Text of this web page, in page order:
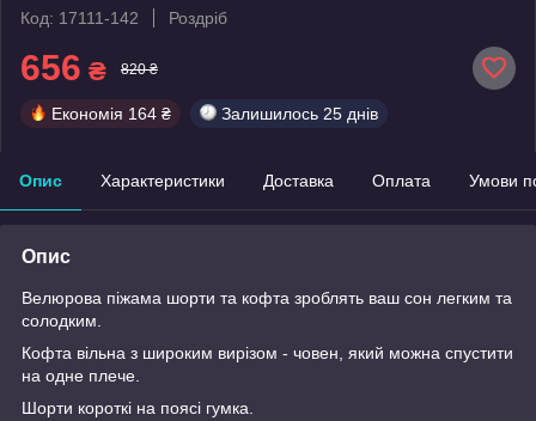
Код: 17111-142
Роздріб
656 ₴ 820 ₴
Економія 164 ₴ Залишилось 25 днів
Опис Характеристики Доставка Оплата Умови
Опис
Велюрова піжама шорти та кофта зроблять ваш сон легким та
солодким.
Кофта вільна з широким вирізом - човен, який можна спустити
на одне плече.
Шорти короткі на поясі гумка.